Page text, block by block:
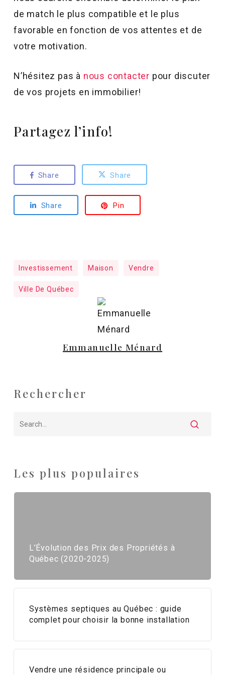
de match le plus compatible et le plus
favorable en fonction de vos attentes et de
votre motivation.
N’hésitez pas à nous contacter pour discuter
de vos projets en immobilier!
Partagez l’info!
Share Share
Share Pin
Investissement Maison Vendre
Ville De Québec
Emmanuelle Ménard
Rechercher
Les plus populaires
L’Évolution des Prix des Propriétés à
Québec (2020-2025)
Systèmes septiques au Québec : guide
complet pour choisir la bonne installation
Vendre une résidence principale ou